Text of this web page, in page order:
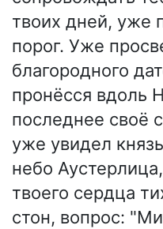
твоих дней, уже
порог. Уже
благородного
пронёсся вдоль
последнее своё
уже увидел
небо
твоего сердца
стон, вопрос: